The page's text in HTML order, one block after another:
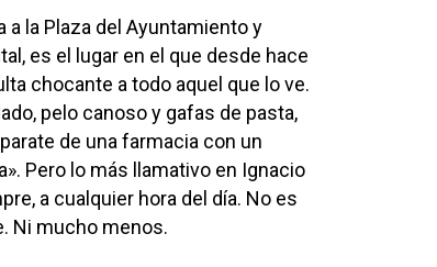
a la Plaza del Ayuntamiento y
es el lugar en el que desde hace
chocante a todo aquel que lo ve.
pelo canoso y gafas de pasta,
de una farmacia con un
Pero lo más llamativo en Ignacio
a cualquier hora del día. No es
Ni mucho menos.